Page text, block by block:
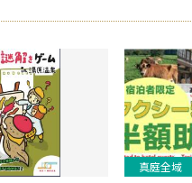
真庭全域